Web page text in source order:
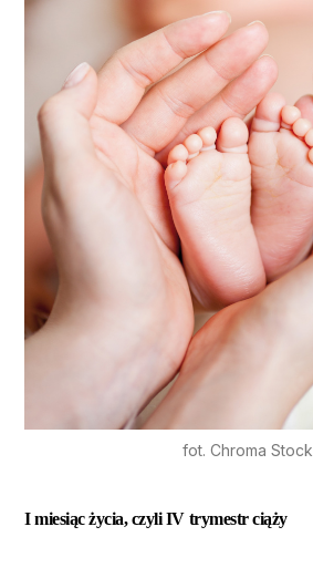
fot. Chroma Stock
I miesiąc życia, czyli IV trymestr ciąży